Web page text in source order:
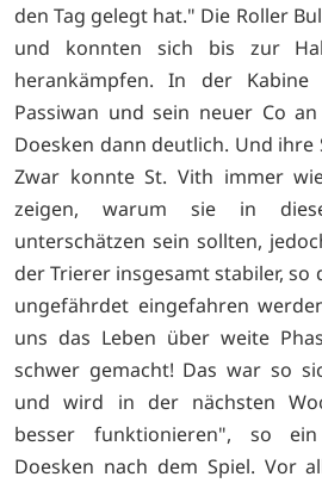
den Tag gelegt hat." Die Roller
und konnten sich bis zur
herankämpfen. In der Kabine
Passiwan und sein neuer Co
Doesken dann deutlich. Und ihre
Zwar konnte St. Vith immer
zeigen, warum sie in
unterschätzen sein sollten,
der Trierer insgesamt stabiler, so
ungefährdet eingefahren
uns das Leben über weite
schwer gemacht! Das war so
und wird in der nächsten
besser funktionieren", so
Doesken nach dem Spiel. Vor